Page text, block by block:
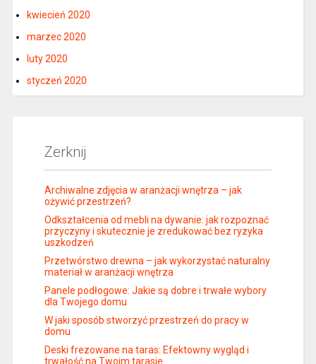
kwiecień 2020
marzec 2020
luty 2020
styczeń 2020
Zerknij
Archiwalne zdjęcia w aranżacji wnętrza – jak
ożywić przestrzeń?
Odkształcenia od mebli na dywanie: jak rozpoznać
przyczyny i skutecznie je zredukować bez ryzyka
uszkodzeń
Przetwórstwo drewna – jak wykorzystać naturalny
materiał w aranżacji wnętrza
Panele podłogowe: Jakie są dobre i trwałe wybory
dla Twojego domu
W jaki sposób stworzyć przestrzeń do pracy w
domu
Deski frezowane na taras: Efektowny wygląd i
trwałość na Twoim tarasie